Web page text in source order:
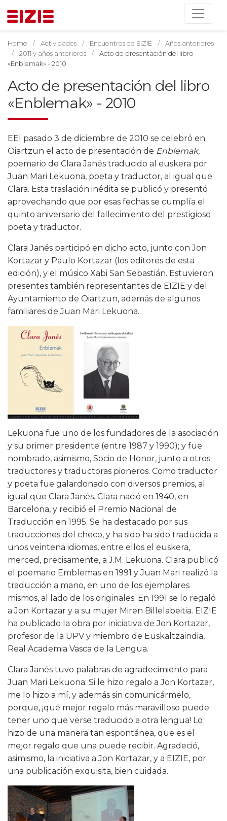
Home Actividades Encuentros de EIZIE
Años anteriores
2011 y años anteriores
Acto de presentación del libro
«Enblemak» - 2010
Acto de presentación del libro
«Enblemak» - 2010
EEl pasado 3 de diciembre de 2010 se celebró en
Oiartzun el acto de presentación de Enblemak,
poemario de Clara Janés traducido al euskera por
Juan Mari Lekuona, poeta y traductor, al igual que
Clara. Esta traslación inédita se publicó y presentó
aprovechando que por esas fechas se cumplía el
quinto aniversario del fallecimiento del prestigioso
poeta y traductor.
Clara Janés participó en dicho acto, junto con Jon
Kortazar y Paulo Kortazar (los editores de esta
edición), y el músico Xabi San Sebastián. Estuvieron
presentes también representantes de EIZIE y del
Ayuntamiento de Oiartzun, además de algunos
familiares de Juan Mari Lekuona.
Lekuona fue uno de los fundadores de la asociación
y su primer presidente (entre 1987 y 1990); y fue
nombrado, asimismo, Socio de Honor, junto a otros
traductores y traductoras pioneros. Como traductor
y poeta fue galardonado con diversos premios, al
igual que Clara Janés. Clara nació en 1940, en
Barcelona, y recibió el Premio Nacional de
Traducción en 1995. Se ha destacado por sus
traducciones del checo, y ha sido ha sido traducida a
unos veintena idiomas, entre ellos el euskera,
merced, precisamente, a J.M. Lekuona. Clara publicó
el poemario Emblemas en 1991 y Juan Mari realizó la
traducción a mano, en uno de los ejemplares
mismos, al lado de los originales. En 1991 se lo regaló
a Jon Kortazar y a su mujer Miren Billelabeitia. EIZIE
ha publicado la obra por iniciativa de Jon Kortazar,
profesor de la UPV y miembro de Euskaltzaindia,
Real Academia Vasca de la Lengua.
Clara Janés tuvo palabras de agradecimiento para
Juan Mari Lekuona: Si le hizo regalo a Jon Kortazar,
me lo hizo a mí, y además sin comunicármelo,
porque, ¡qué mejor regalo más maravilloso puede
tener uno que verse traducido a otra lengua! Lo
hizo de una manera tan espontánea, que es el
mejor regalo que una puede recibir. Agradeció,
asimismo, la iniciativa a Jon Kortazar, y a EIZIE, por
una publicación exquisita, bien cuidada.